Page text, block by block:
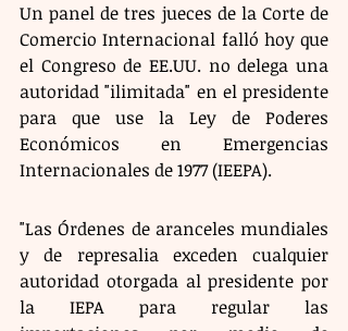
Un panel de tres jueces de la Corte de
Comercio Internacional falló hoy que
el Congreso de EE.UU. no delega una
autoridad "ilimitada" en el presidente
para que use la Ley de Poderes
Económicos en Emergencias
Internacionales de 1977 (IEEPA).
"Las Órdenes de aranceles mundiales
y de represalia exceden cualquier
autoridad otorgada al presidente por
la IEPA para regular las